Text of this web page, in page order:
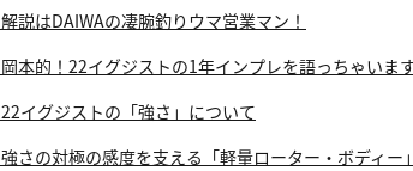
解説はDAIWAの凄腕釣りウマ営業マン！
岡本的！22イグジストの1年インプレを語っちゃいま
22イグジストの「強さ」について
強さの対極の感度を支える「軽量ローター・ボディー」